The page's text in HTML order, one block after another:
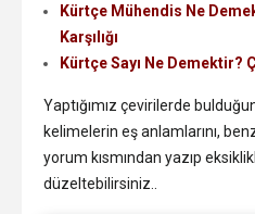
Kürtçe Mühendis Ne
Karşılığı
Kürtçe Sayı Ne Demektir?
Yaptığımız çevirilerde
kelimelerin eş anlamlarını,
yorum kısmından yazıp
düzeltebilirsiniz..